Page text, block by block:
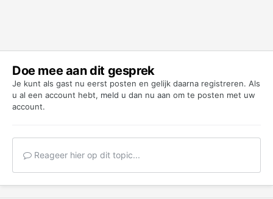
Doe mee aan dit gesprek
Je kunt als gast nu eerst posten en gelijk daarna registreren. Als
u al een account hebt, meld u dan nu aan om te posten met uw
account.
Reageer hier op dit topic...